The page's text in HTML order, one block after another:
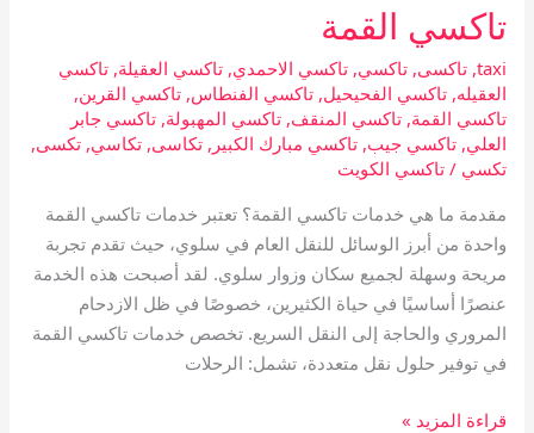
تاكسي القمة
taxi
,تاكسى,تاكسي,تاكسي الاحمدي,تاكسي العقيلة,تاكسي
العقيله,تاكسي الفحيحيل,تاكسي الفنطاس,تاكسي القرين,
تاكسي القمة,تاكسي المنقف,تاكسي المهبولة,تاكسي جابر
العلي,تاكسي جيب,تاكسي مبارك الكبير ,تكاسى,تكاسي,تكسى,
تكسي /تاكسي الكويت
مقدمة ما هي خدمات تاكسي القمة؟ تعتبر خدمات تاكسي القمة
واحدة من أبرز الوسائل للنقل العام في سلوي، حيث تقدم تجربة
مريحة وسهلة لجميع سكان وزوار سلوي. لقد أصبحت هذه الخدمة
عنصرًا أساسيًا في حياة الكثيرين، خصوصًا في ظل الازدحام
المروري والحاجة إلى النقل السريع. تخصص خدمات تاكسي القمة
في توفير حلول نقل متعددة، تشمل: الرحلات
قراءة المزيد »